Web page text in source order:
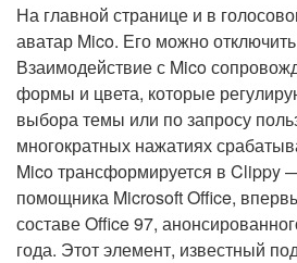
На главной странице и в
аватар Mico. Его можно
Взаимодействие с Mico
формы и цвета, которые
выбора темы или по запросу
многократных нажатиях
Mico трансформируется в Clippy
помощника Microsoft Office,
составе Office 97,
года. Этот элемент, известный